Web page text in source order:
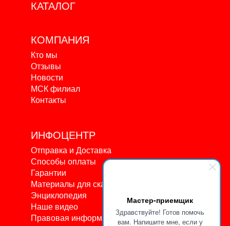
Мастер-приемщик
Здравствуйте! Готов помочь
вам. Напишите мне, если у
КАТАЛОГ
КОМПАНИЯ
Кто мы
Отзывы
Новости
МСК филиал
Контакты
ИНФОЦЕНТР
Отправка и Доставка
Способы оплаты
Гарантии
Материалы для скачивания
Энциклопедия
Наше видео
Правовая информация